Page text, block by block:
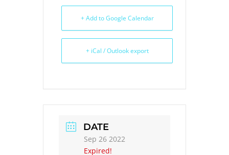
+ Add to Google Calendar
+ iCal / Outlook export
DATE
Sep 26 2022
Expired!